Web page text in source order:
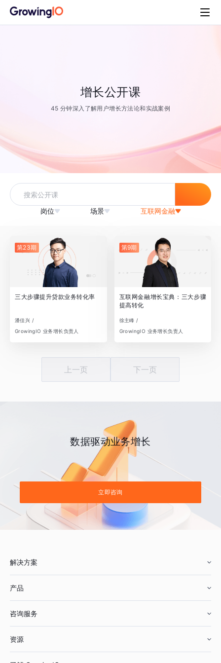
增长公开课
45 分钟深入了解用户增长方法论和实战案例
岗位 场景 互联网金融
第23期
三大步骤提升贷款业务转化率
潘佳兴 /
GrowingIO 业务增长负责人
第9期
互联网金融增长宝典：三大步骤
提高转化
徐主峰 /
GrowingIO 业务增长负责人
上一页 下一页
数据驱动业务增长
立即咨询
解决方案
鞋服行业
产品
咨询服务
资源